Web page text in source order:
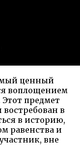
ценный
воплощением
предмет
востребован в
в историю,
равенства и
вне